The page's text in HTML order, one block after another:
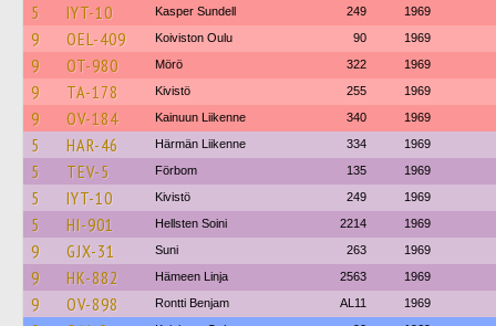
5 IYT-10 Kasper Sundell 249 1969
9 OEL-409 Koiviston Oulu 90 1969
9 OT-980 Mörö 322 1969
9 TA-178 Kivistö 255 1969
9 OV-184 Kainuun Liikenne 340 1969
5 HAR-46 Härmän Liikenne 334 1969
5 TEV-5 Förbom 135 1969
5 IYT-10 Kivistö 249 1969
5 HI-901 Hellsten Soini 2214 1969
9 GJX-31 Suni 263 1969
9 HK-882 Hämeen Linja 2563 1969
9 OV-898 Rontti Benjam AL11 1969